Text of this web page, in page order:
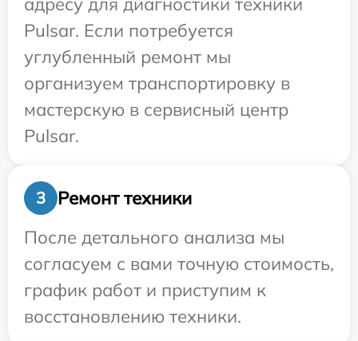
Pulsar. Если потребуется
углубленный ремонт мы
организуем транспортировку в
мастерскую в сервисный центр
Pulsar.
3
Ремонт техники
После детального анализа мы
согласуем с вами точную стоимость,
график работ и приступим к
восстановлению техники.